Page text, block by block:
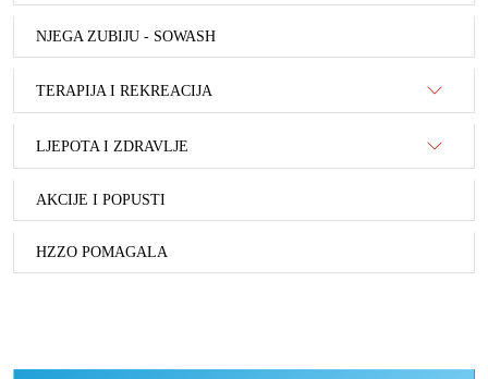
NJEGA ZUBIJU - SOWASH
TERAPIJA I REKREACIJA
LJEPOTA I ZDRAVLJE
AKCIJE I POPUSTI
HZZO POMAGALA